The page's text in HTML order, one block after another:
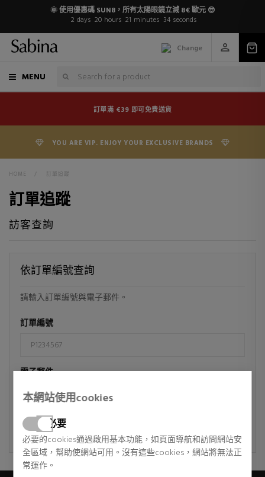
🌞 使用優惠碼 SUN8，所有太陽眼鏡立減 8€ 歐元 😎
2 days 20 hours 21 minutes 34 seconds
Change
MENU
訂單滿 €39 即可免費送貨
YOU ARE VIP. ENJOY YOUR EXCLUSIVE BRANDS
HOME > 訂單追蹤
本網站使用cookies
必要
必要的cookies通過啟用基本功能，如頁面導航和訪問網站安
全區域，幫助使網站可用。沒有這些cookies，網站將無法正
常運作。
訂單追蹤
訪客查詢
依訂單編號查詢
請輸入訂單編號與電子郵件。
訂單編號
電子郵件
送出